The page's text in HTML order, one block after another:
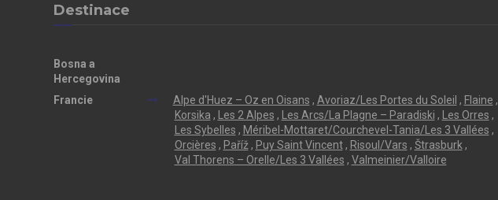
Destinace
Bosna a
Hercegovina
Francie
Alpe d'Huez – Oz en Oisans , Avoriaz/Les Portes du Soleil , Flaine ,
Korsika , Les 2 Alpes , Les Arcs/La Plagne – Paradiski , Les Orres ,
Les Sybelles , Méribel-Mottaret/Courchevel-Tania/Les 3 Vallées ,
Orcières , Paříž , Puy Saint Vincent, Risoul/Vars , Štrasburk ,
Val Thorens – Orelle/Les 3 Vallées , Valmeinier/Valloire